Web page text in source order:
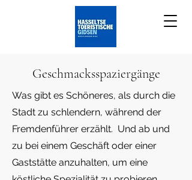
Geschmacksspaziergänge
Was gibt es Schöneres, als durch die
Stadt zu schlendern, während der
Fremdenführer erzählt. Und ab und
zu bei einem Geschäft oder einer
Gaststätte anzuhalten, um eine